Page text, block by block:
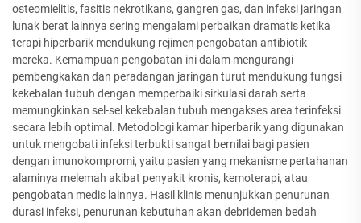
osteomielitis, fasitis nekrotikans, gangren gas, dan infeksi jaringan
lunak berat lainnya sering mengalami perbaikan dramatis ketika
terapi hiperbarik mendukung rejimen pengobatan antibiotik
mereka. Kemampuan pengobatan ini dalam mengurangi
pembengkakan dan peradangan jaringan turut mendukung fungsi
kekebalan tubuh dengan memperbaiki sirkulasi darah serta
memungkinkan sel-sel kekebalan tubuh mengakses area terinfeksi
secara lebih optimal. Metodologi kamar hiperbarik yang digunakan
untuk mengobati infeksi terbukti sangat bernilai bagi pasien
dengan imunokompromi, yaitu pasien yang mekanisme pertahanan
alaminya melemah akibat penyakit kronis, kemoterapi, atau
pengobatan medis lainnya. Hasil klinis menunjukkan penurunan
durasi infeksi, penurunan kebutuhan akan debridemen bedah